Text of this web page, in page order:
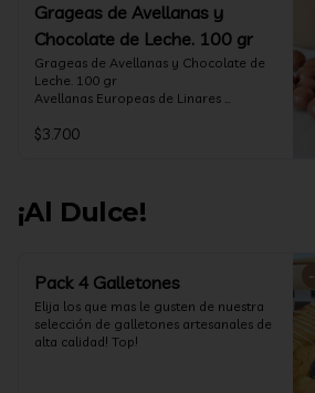
Grageas de Avellanas y
Chocolate de Leche. 100 gr
Grageas de Avellanas y Chocolate de
Leche. 100 gr
Avellanas Europeas de Linares
de leche.
$3.700
¡Al Dulce!
-
Pack 4 Galletones
Elija los que mas le gusten de nuestra
selección de galletones artesanales de
alta calidad! Top!